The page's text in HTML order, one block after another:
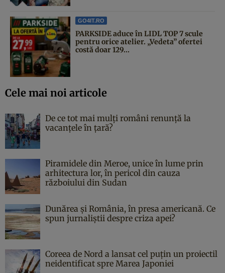
GO4IT.RO
PARKSIDE aduce în LIDL TOP 7 scule
pentru orice atelier. „Vedeta” ofertei
costă doar 129...
Cele mai noi articole
De ce tot mai mulți români renunță la
vacanțele în țară?
Piramidele din Meroe, unice în lume prin
arhitectura lor, în pericol din cauza
războiului din Sudan
Dunărea și România, în presa americană. Ce
spun jurnaliștii despre criza apei?
Coreea de Nord a lansat cel puțin un proiectil
neidentificat spre Marea Japoniei